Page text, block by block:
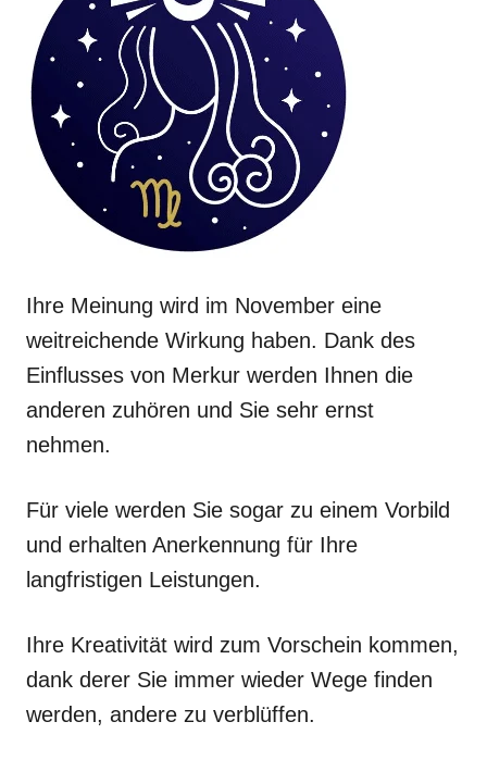
Ihre Meinung wird im November eine
weitreichende Wirkung haben. Dank des
Einflusses von Merkur werden Ihnen die
anderen zuhören und Sie sehr ernst
nehmen.
Für viele werden Sie sogar zu einem Vorbild
und erhalten Anerkennung für Ihre
langfristigen Leistungen.
Ihre Kreativität wird zum Vorschein kommen,
dank derer Sie immer wieder Wege finden
werden, andere zu verblüffen.